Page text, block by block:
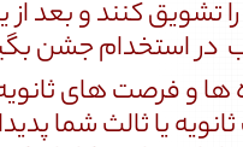
را تشویق کنند و بعد
استخدام جشن
ها و فرصت های
یا ثالث شما